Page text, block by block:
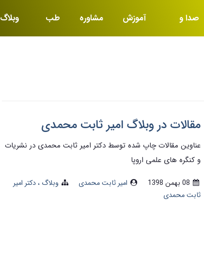
صدا و آموزش مشاوره طب وبلاگ
مقالات در وبلاگ امیر ثابت محمدی
عناوین مقالات چاپ شده توسط دکتر امیر ثابت محمدی در نشریات
و کنگره های علمی اروپا
امیر ثابت محمدی وبلاگ دکتر امیر
ثابت محمدی